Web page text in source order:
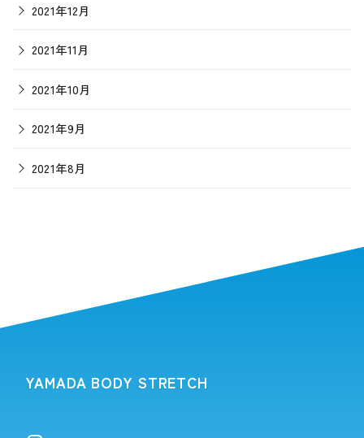
2021年12月
2021年11月
2021年10月
2021年9月
2021年8月
YAMADA BODY STRETCH